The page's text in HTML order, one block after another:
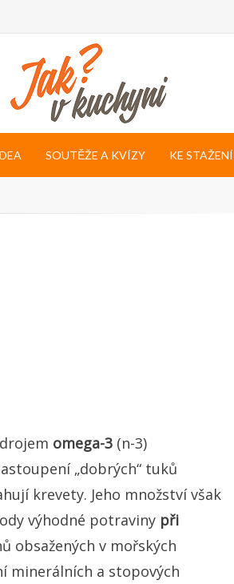
SOUTĚŽE A KVÍZY KE STAŽENÍ
omega-3 (n-3)
„dobrých“ tuků
krevety. Jeho množství však
výhodné potraviny při
obsažených v mořských
minerálních a stopových